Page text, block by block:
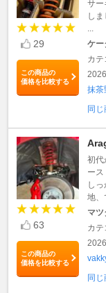
29
この商品の
価格を比較する
サー
し
ケー
カテ
抹茶
同
63
この商品の
価格を比較する
初代
ー
し
地、
マ
カテ
同